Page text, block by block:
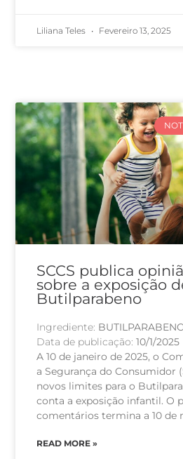
Liliana Teles Fevereiro 13, 2025
SCCS publica
sobre a exposição
Butilparabeno
Ingrediente:
Data de publicação:10/1/2025
A 10 de janeiro de 2025, o
a Segurança do Consumidor
novos limites para o
conta a exposição infantil. O
comentários termina a 10 de
READ MORE »